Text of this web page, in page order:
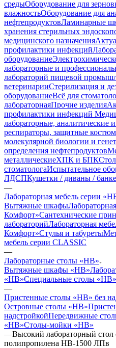
средыОборудование для
влажностьОборудование для
нефтепродуктовЛаминарные
хранения стерильных
медицинского назначения
профилактики инфекций
оборудование
лабораторные и
лабораторий пищевой
ветеринарииСтерилизация и
оборудованиеВсё для
лабораторнаяПрочие изделия
профилактики инфекций
лабораторные, аналитические
респираторы, защитные
молекулярной биологии и
определения нефтепродуктов
металлическиеХПК и БПК
стоматологаИспытательное
ЛДСПКушетки / диваны /
—
Лабораторная мебель серии
Вытяжные шкафы
Комфорт»Сантехнические
лабораторийЛабораторная
Комфорт»Стулья и табуреты
мебель серии CLASSIC
—
Лабораторные столы «НВ»
Вытяжные шкафы «НВ»
«НВ»Специальные столы «НВ»
—
Пристенные столы «НВ» без
Островные столы «НВ»
надстройкойПередвижные
«НВ»Столы-мойки «НВ»
—Высокий лабораторный стол
полипропилена НВ-1500 ЛПв